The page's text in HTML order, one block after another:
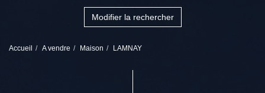
Modifier la rechercher
Accueil A vendre Maison LAMNAY